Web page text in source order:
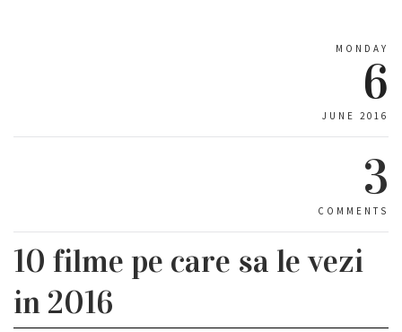
MONDAY
6
JUNE 2016
3
COMMENTS
10 filme pe care sa le vezi
in 2016